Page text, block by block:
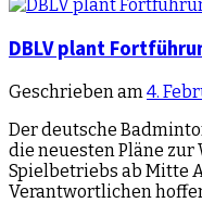
DBLV plant
Geschrieben am 4.
Der deutsche
die neuesten Pläne zur
Spielbetriebs ab Mitte
Verantwortlichen